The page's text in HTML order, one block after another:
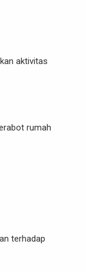
aktivitas
rumah
terhadap